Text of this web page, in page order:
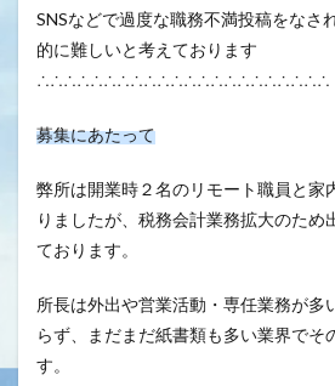
SNSなどで過度な職務不満投稿をな
的に難しいと考えております
∴∴∴∴∴∴∴∴∴∴∴∴∴∴∴∴∴∴∴∴∴∴
募集にあたって
弊所は開業時２名のリモート職員と家
りましたが、税務会計業務拡大のため
ております。
所長は外出や営業活動・専任業務が多
らず、まだまだ紙書類も多い業界でそ
す。